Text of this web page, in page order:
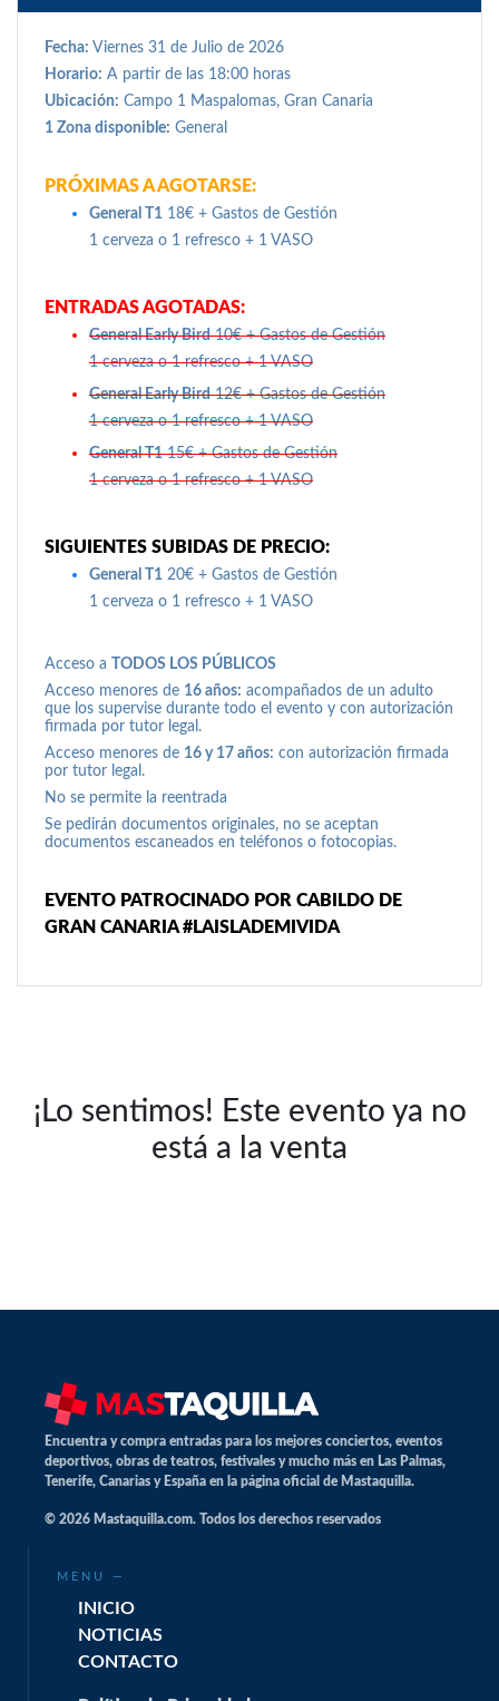
Fecha: Viernes 31 de Julio de 2026
Horario: A partir de las 18:00 horas
Ubicación: Campo 1 Maspalomas, Gran Canaria
1 Zona disponible: General
PRÓXIMAS A AGOTARSE:
General T1 18€ + Gastos de Gestión
1 cerveza o 1 refresco + 1 VASO
ENTRADAS AGOTADAS:
General Early Bird10€ + Gastos de Gestión
1 cerveza o 1 refresco + 1 VASO
General Early Bird12€ + Gastos de Gestión
1 cerveza o 1 refresco + 1 VASO
General T115€ + Gastos de Gestión
1 cerveza o 1 refresco + 1 VASO
SIGUIENTES SUBIDAS DE PRECIO:
General T1 20€ + Gastos de Gestión
1 cerveza o 1 refresco + 1 VASO
Acceso a
TODOS LOS PÚBLICOS
Acceso menores de 16 años: acompañados de un adulto
que los supervise durante todo el evento y con autorización
firmada por tutor legal.
Acceso menores de 16 y 17 años: con autorización firmada
por tutor legal.
No se permite la reentrada
Se pedirán documentos originales, no se aceptan
documentos escaneados en teléfonos o fotocopias.
EVENTO PATROCINADO POR CABILDO DE
GRAN CANARIA #LAISLADEMIVIDA
¡Lo sentimos! Este evento ya no
está a la venta
Encuentra y compra entradas para los mejores conciertos, eventos
deportivos, obras de teatros, festivales y mucho más en Las Palmas,
Tenerife, Canarias y España en la página oficial de Mastaquilla.
© 2026 Mastaquilla.com. Todos los derechos reservados
MENU —
INICIO
NOTICIAS
CONTACTO